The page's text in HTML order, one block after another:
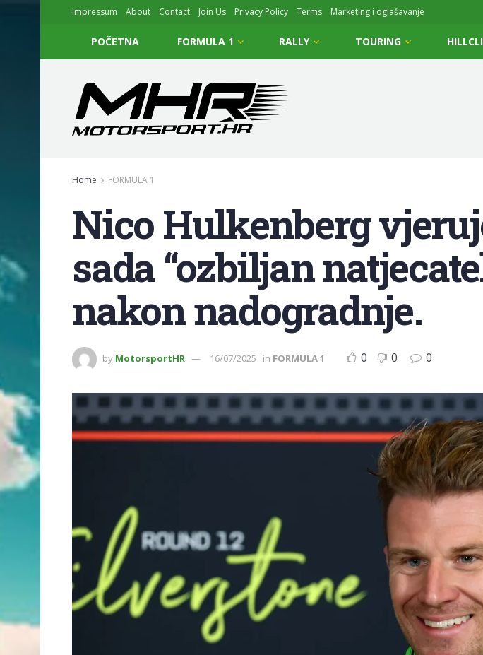
Impressum About Contact Join Us Privacy Policy Terms Marketing i oglašavanje
POČETNA FORMULA 1 RALLY TOURING
Home FORMULA 1
Nico Hulkenberg
sada “ozbiljan
nakon nadogradnje.
by MotorsportHR 16/07/2025 in FORMULA 1 0 0 0